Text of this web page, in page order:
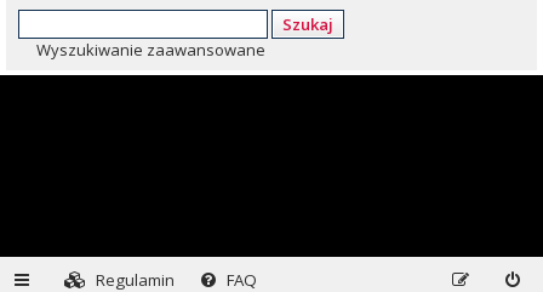
Szukaj
Wyszukiwanie zaawansowane
Regulamin
FAQ